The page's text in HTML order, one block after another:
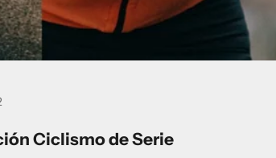
Ciclismo de Serie